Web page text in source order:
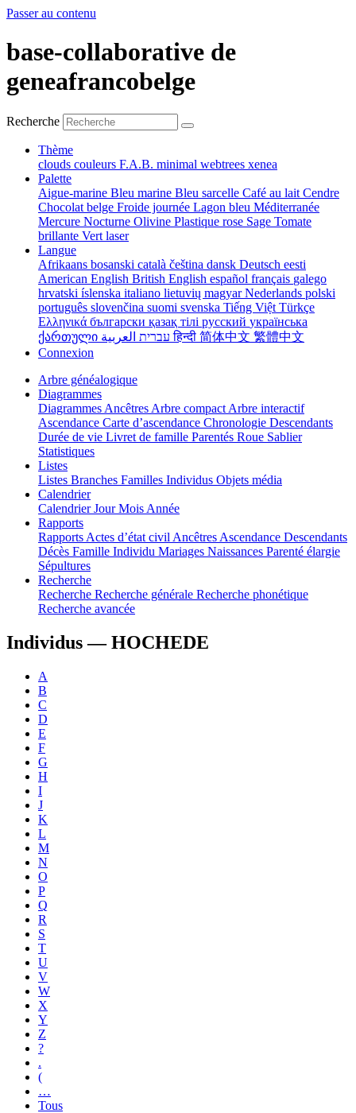
Passer au contenu
base-collaborative de
geneafrancobelge
Recherche
Thème
clouds couleurs F.A.B. minimal webtrees xenea
Palette
Aigue-marine Bleu marine Bleu sarcelle Café au lait Cendre
Chocolat belge Froide journée Lagon bleu Méditerranée
Mercure Nocturne Olivine Plastique rose Sage Tomate
brillante Vert laser
Langue
Afrikaans bosanski català čeština dansk Deutsch eesti
American English British English español français galego
hrvatski íslenska italiano lietuvių magyarNederlands polski
português slovenčina suomi svenska Tiếng Việt Türkçe
Ελληνικά български қазақ тілі русский українська
ქართული
עברית العربيةहिन्दी 简体中文 繁體中文
Connexion
Arbre généalogique
Diagrammes
Diagrammes Ancêtres Arbre compact Arbre interactif
Ascendance Carte d’ascendance Chronologie Descendants
Durée de vie Livret de famille Parentés Roue Sablier
Statistiques
Listes
Listes Branches Familles Individus Objets média
Calendrier
CalendrierJourMois Année
Rapports
Rapports Actes d’état civil Ancêtres Ascendance Descendants
Décès Famille Individu Mariages Naissances Parenté élargie
Sépultures
Recherche
Recherche Recherche générale Recherche phonétique
Recherche avancée
Individus —HOCHEDE
A
B
C
D
E
F
G
H
I
J
K
L
M
N
O
P
Q
R
S
T
U
V
W
X
Y
Z
?
.
(
…
Tous